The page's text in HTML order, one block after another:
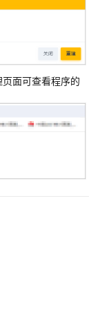
面可查看程序的